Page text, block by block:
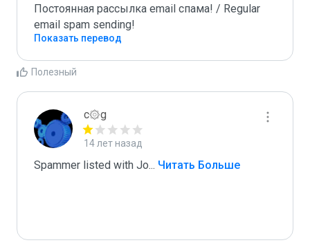
Постоянная рассылка email спама! / Regular
email spam sending!
Показать перевод
Полезный
c۞g
14 лет назад
Spammer listed with Jo... Читать Больше